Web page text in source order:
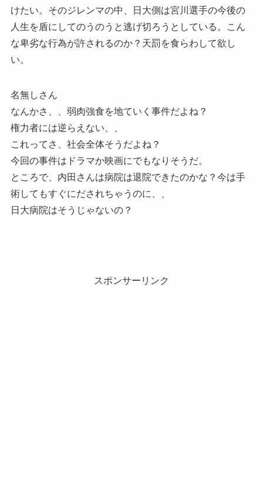
けたい。そのジレンマの中、日大側は宮川選手の今後の
人生を盾にしてのうのうと逃げ切ろうとしている。こん
な卑劣な行為が許されるのか？天罰を食らわして欲し
い。
名無しさん
なんかさ、、弱肉強食を地ていく事件だよね？
権力者には逆らえない、、
これってさ、社会全体そうだよね？
今回の事件はドラマか映画にでもなりそうだ。
ところで、内田さんは病院は退院できたのかな？今は手
術してもすぐにだされちゃうのに、、
日大病院はそうじゃないの？
スポンサーリンク